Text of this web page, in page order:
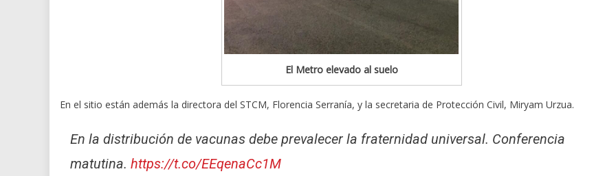
El Metro elevado al suelo
En el sitio están además la directora del STCM, Florencia Serranía, y la secretaria de Protección Civil, Miryam Urzua.
En la distribución de vacunas debe prevalecer la fraternidad universal. Conferencia
matutina. https://t.co/EEqenaCc1M